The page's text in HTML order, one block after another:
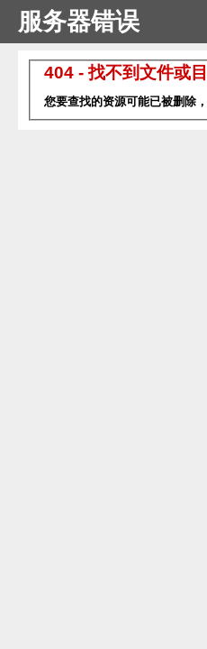
服务器错误
404 - 找不到文件或目
您要查找的资源可能已被删除